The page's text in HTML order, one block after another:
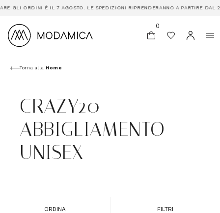
GLI ORDINI È IL 7 AGOSTO. LE SPEDIZIONI RIPRENDERANNO A PARTIRE DAL
0
CRAZY20
ABBIGLIAMENTO
UNISEX
Torna alla Home
ORDINA FILTRI